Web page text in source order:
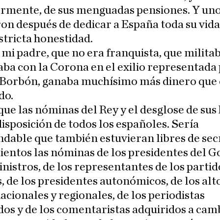
de sus menguadas pensiones. Y
después de dedicar a España toda su
honestidad.
mi padre, que no era franquista, que
con la Corona en el exilio representada
ganaba muchísimo más dinero que
las nóminas del Rey y el desglose de
de todos los españoles. Sería
que también estuvieran libres de
las nóminas de los presidentes del
de los representantes de los
de los presidentes autonómicos, de los
y regionales, de los periodistas
y de los comentaristas adquiridos a